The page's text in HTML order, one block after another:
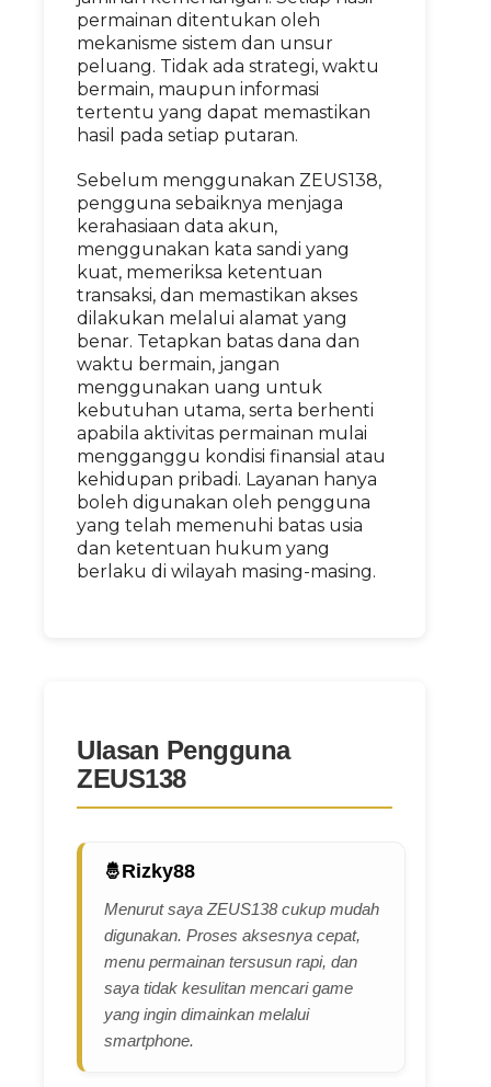
permainan ditentukan oleh
mekanisme sistem dan unsur
peluang. Tidak ada strategi, waktu
bermain, maupun informasi
tertentu yang dapat memastikan
hasil pada setiap putaran.
Sebelum menggunakan ZEUS138,
pengguna sebaiknya menjaga
kerahasiaan data akun,
menggunakan kata sandi yang
kuat, memeriksa ketentuan
transaksi, dan memastikan akses
dilakukan melalui alamat yang
benar. Tetapkan batas dana dan
waktu bermain, jangan
menggunakan uang untuk
kebutuhan utama, serta berhenti
apabila aktivitas permainan mulai
mengganggu kondisi finansial atau
kehidupan pribadi. Layanan hanya
boleh digunakan oleh pengguna
yang telah memenuhi batas usia
dan ketentuan hukum yang
berlaku di wilayah masing-masing.
Ulasan Pengguna
ZEUS138
Rizky88
Menurut saya ZEUS138 cukup mudah
digunakan. Proses aksesnya cepat,
menu permainan tersusun rapi, dan
saya tidak kesulitan mencari game
yang ingin dimainkan melalui
smartphone.